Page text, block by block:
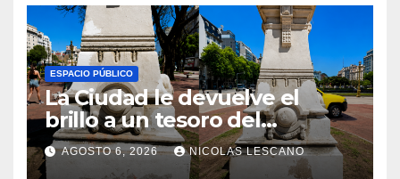
ESPACIO PÚBLICO
La Ciudad le devuelve el
brillo a un tesoro del
Centenario en Plaza del
Congreso
AGOSTO 6, 2026 NICOLAS LESCANO